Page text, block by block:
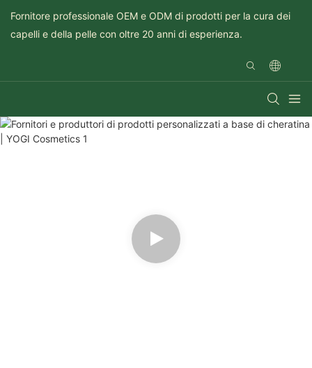
Fornitore professionale OEM e ODM di prodotti per la cura dei
capelli e della pelle con oltre 20 anni di esperienza.